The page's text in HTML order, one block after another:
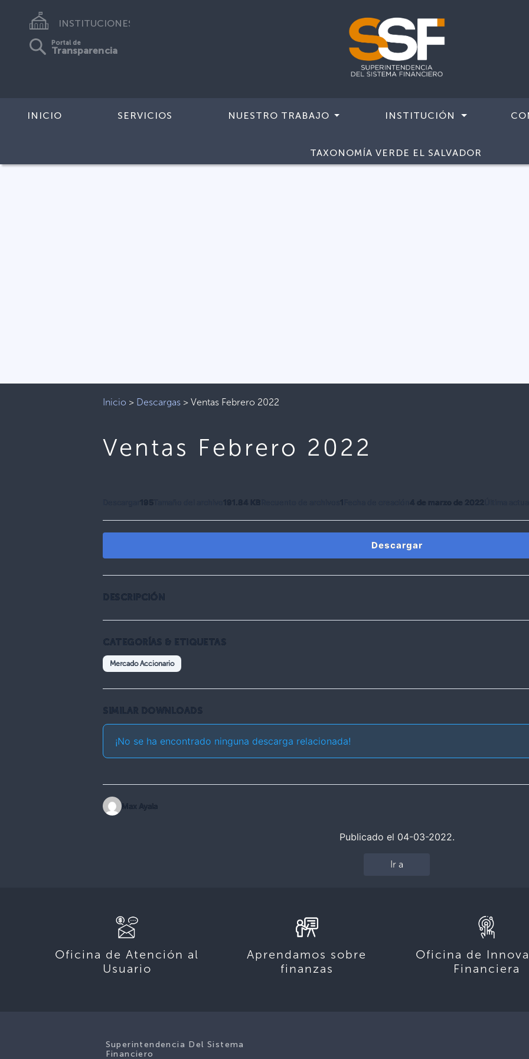
INSTITUCIONES
Portal de
Transparencia
INICIO SERVICIOS NUESTRO TRABAJO INSTITUCIÓN
TAXONOMÍA VERDE EL SALVADOR
Inicio > Descargas >Ventas Febrero 2022
Ventas Febrero 2022
195 191.84 KB 1 4 de marzo de 2022
Descargar
DESCRIPCIÓN
CATEGORÍAS & ETIQUETAS
Mercado Accionario
SIMILAR DOWNLOADS
¡No se ha encontrado ninguna descarga relacionada!
Max Ayala
Publicado el 04-03-2022.
Ir a
Oficina de Atención al
Usuario
Aprendamos sobre
finanzas
Oficina de
Financiera
Superintendencia Del Sistema
Financiero